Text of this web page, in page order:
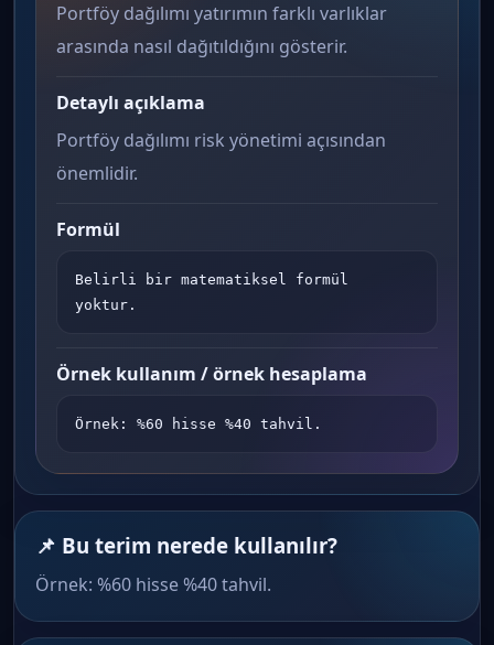
Portföy dağılımı yatırımın farklı varlıklar
arasında nasıl dağıtıldığını gösterir.
Detaylı açıklama
Portföy dağılımı risk yönetimi açısından
önemlidir.
Formül
Belirli bir matematiksel formül
yoktur.
Örnek kullanım / örnek hesaplama
Örnek: %60 hisse %40 tahvil.
📌 Bu terim nerede kullanılır?
Örnek: %60 hisse %40 tahvil.